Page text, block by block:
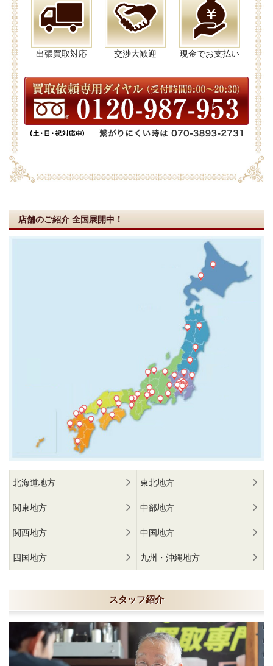
出張買取対応 交渉大歓迎 現金でお支払い
店舗のご紹介 全国展開中！
北海道地方 東北地方
関東地方 中部地方
関西地方 中国地方
四国地方 九州・沖縄地方
スタッフ紹介